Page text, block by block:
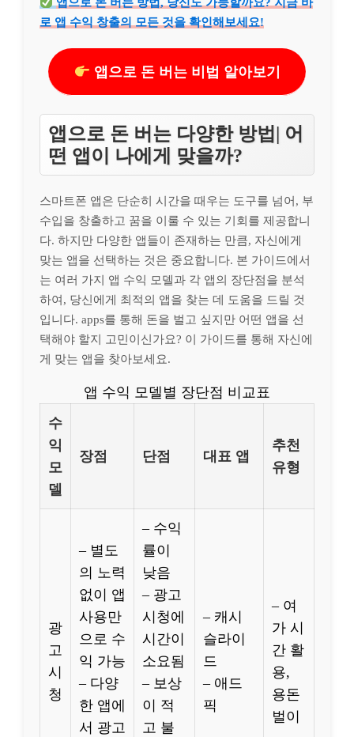
앱으로 돈 버는 방법, 당신도 가능할까요? 지금 바
로 앱 수익 창출의 모든 것을 확인해보세요!
앱으로 돈 버는 비법 알아보기
앱으로 돈 버는 다양한 방법| 어
떤 앱이 나에게 맞을까?
스마트폰 앱은 단순히 시간을 때우는 도구를 넘어, 부
수입을 창출하고 꿈을 이룰 수 있는 기회를 제공합니
다. 하지만 다양한 앱들이 존재하는 만큼, 자신에게
맞는 앱을 선택하는 것은 중요합니다. 본 가이드에서
는 여러 가지 앱 수익 모델과 각 앱의 장단점을 분석
하여, 당신에게 최적의 앱을 찾는 데 도움을 드릴 것
입니다. apps를 통해 돈을 벌고 싶지만 어떤 앱을 선
택해야 할지 고민이신가요? 이 가이드를 통해 자신에
게 맞는 앱을 찾아보세요.
앱 수익 모델별 장단점 비교표
수
익
모
델
장점 단점 대표 앱
추천
유형
광
고
시
청
– 별도
의 노력
없이 앱
사용만
으로 수
익 가능
– 다양
한 앱에
서 광고
– 수익
률이
낮음
– 광고
시청에
시간이
소요됨
– 보상
이 적
고 불
– 캐시
슬라이
드
– 애드
픽
– 여
가 시
간 활
용,
용돈
벌이